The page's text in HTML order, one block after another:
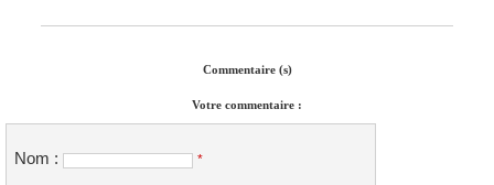
Commentaire (s)
Votre commentaire :
Nom : *